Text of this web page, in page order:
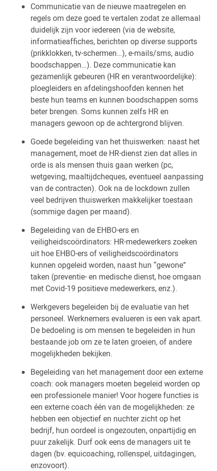
Communicatie van de nieuwe maatregelen en
regels om deze goed te vertalen zodat ze allemaal
duidelijk zijn voor iedereen (via de website,
informatieaffiches, berichten op diverse supports
(prikklokken, tv-schermen…), e-mails/sms, audio
boodschappen…). Deze communicatie kan
gezamenlijk gebeuren (HR en verantwoordelijke):
ploegleiders en afdelingshoofden kennen het
beste hun teams en kunnen boodschappen soms
beter brengen. Soms kunnen zelfs HR en
managers gewoon op de achtergrond blijven.
Goede begeleiding van het thuiswerken: naast het
management, moet de HR-dienst zien dat alles in
orde is als mensen thuis gaan werken (pc,
wetgeving, maaltijdcheques, eventueel aanpassing
van de contracten). Ook na de lockdown zullen
veel bedrijven thuiswerken makkelijker toestaan
(sommige dagen per maand).
Begeleiding van de EHBO-ers en
veiligheidscoördinators: HR-medewerkers zoeken
uit hoe EHBO-ers of veiligheidscoördinators
kunnen opgeleid worden, naast hun “gewone”
taken (preventie- en medische dienst, hoe omgaan
met Covid-19 positieve medewerkers, enz.).
Werkgevers begeleiden bij de evaluatie van het
personeel. Werknemers evalueren is een vak apart.
De bedoeling is om mensen te begeleiden in hun
bestaande job om ze te laten groeien, of andere
mogelijkheden bekijken.
Begeleiding van het management door een externe
coach: ook managers moeten begeleid worden op
een professionele manier! Voor hogere functies is
een externe coach één van de mogelijkheden: ze
hebben een objectief en nuchter zicht op het
bedrijf, hun oordeel is ongezouten, onpartijdig en
puur zakelijk. Durf ook eens de managers uit te
dagen (bv. equicoaching, rollenspel, uitdagingen,
enzovoort).